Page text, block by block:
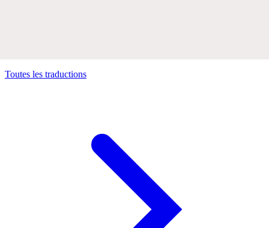
Toutes les traductions